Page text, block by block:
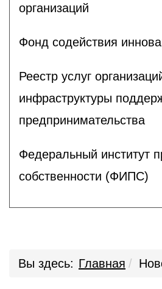
организаций
Фонд содействия
Реестр услуг
инфраструктуры
предпринимательства
Федеральный институт
собственности (ФИПС)
Вы здесь: Главная